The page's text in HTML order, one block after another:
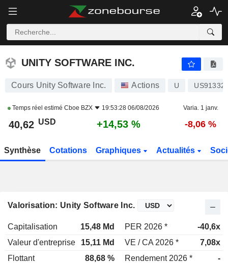
UNITY SOFTWARE INC.
UNITY SOFTWARE INC.
Cours Unity Software Inc. Actions U
Temps réel estimé Cboe BZX 19:53:28 06/08/2026 Varia. 1 janv.
40,62 USD +14,53 % -8,06 %
Synthèse Cotations Graphiques Actualités
Valorisation: Unity Software Inc.
Capitalisation 15,48 Md PER 2026 *
-40,6x
Valeur d'entreprise
15,11 Md VE / CA 2026 *
7,08x
Flottant
88,68 % Rendement 2026 * -